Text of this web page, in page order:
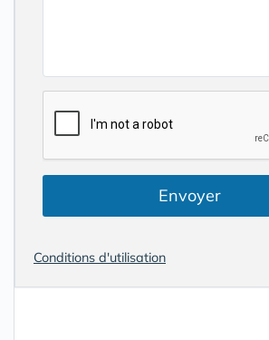
Envoyer
Conditions d'utilisation